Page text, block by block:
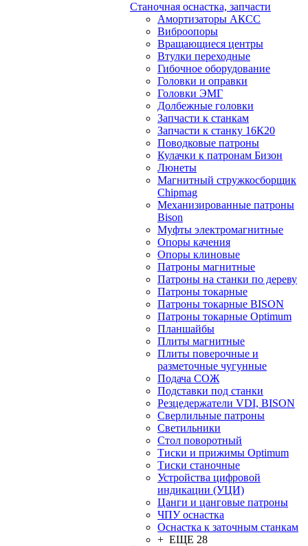
Станочная оснастка, запчасти
Амортизаторы АКСС
Виброопоры
Вращающиеся центры
Втулки переходные
Гибочное оборудование
Головки и оправки
Головки ЭМГ
Долбежные головки
Запчасти к станкам
Запчасти к станку 16К20
Поводковые патроны
Кулачки к патронам Бизон
Люнеты
Магнитный стружкосборщик
Chipmag
Механизированные патроны
Bison
Муфты электромагнитные
Опоры качения
Опоры клиновые
Патроны магнитные
Патроны на станки по дереву
Патроны токарные
Патроны токарные BISON
Патроны токарные Optimum
Планшайбы
Плиты магнитные
Плиты поверочные и
разметочные чугунные
Подача СОЖ
Подставки под станки
Резцедержатели VDI, BISON
Сверлильные патроны
Светильники
Стол поворотный
Тиски и прижимы Optimum
Тиски станочные
Устройства цифровой
индикации (УЦИ)
Цанги и цанговые патроны
ЧПУ оснастка
Оснастка к заточным станкам
+ ЕЩЕ 28